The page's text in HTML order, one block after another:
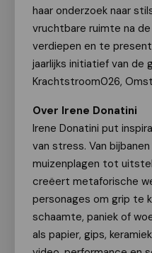
haar onderzoek naar
vruchtbare ruimte na
verdiepen en te
jaarlijks initiatief van de
Krachtstroom026,
Over Irene Donatini
Irene Donatini put
van stress. Van bijbanen
muizenplagen tot
creëert metaforische
personages om grip te
schaamte, paniek of
als papier, gips,